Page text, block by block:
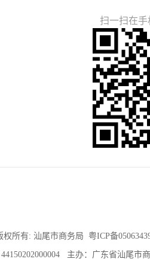
扫一扫在
权所有: 汕尾市商务局 粤ICP备
主办：广东省汕尾市